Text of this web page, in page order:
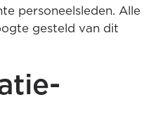
personeelsleden. Alle
gesteld van dit